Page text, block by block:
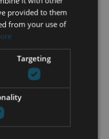
provided to them
from your use of
Targeting